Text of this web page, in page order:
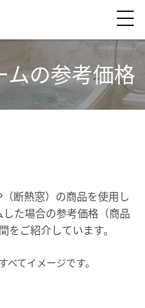
の参考価格
断熱窓）の商品を使用し
た場合の参考価格（商品
をご紹介しています。
てイメージです。